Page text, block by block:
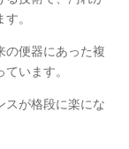
。
の便器にあった複
います。
スが格段に楽にな